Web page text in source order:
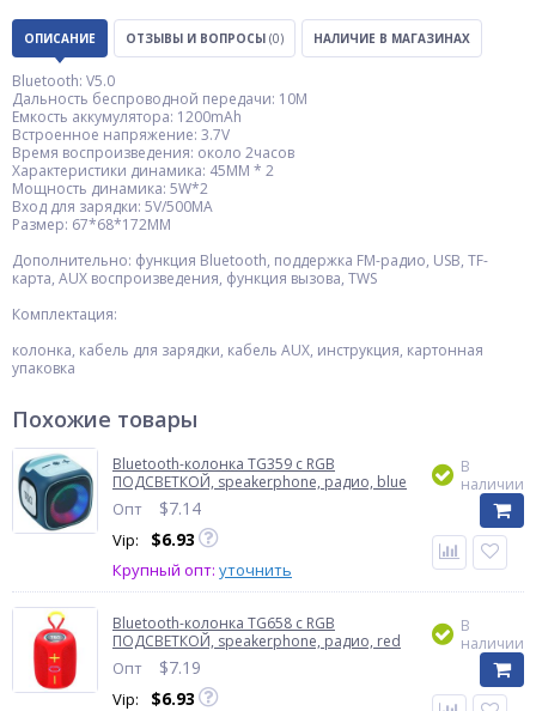
ОПИСАНИЕ ОТЗЫВЫ И ВОПРОСЫ (0) НАЛИЧИЕ В МАГАЗИНАХ
Bluetooth: V5.0
Дальность беспроводной передачи: 10M
Емкость аккумулятора: 1200mAh
Встроенное напряжение: 3.7V
Время воспроизведения: около 2часов
Характеристики динамика: 45MM * 2
Мощность динамика: 5W*2
Вход для зарядки: 5V/500MA
Размер: 67*68*172MM
Дополнительно: функция Bluetooth, поддержка FM-радио, USB, TF-
карта, AUX воспроизведения, функция вызова, TWS
Комплектация:
колонка, кабель для зарядки, кабель AUX, инструкция, картонная
упаковка
Похожие товары
Bluetooth-колонка TG359 с RGB
ПОДСВЕТКОЙ, speakerphone, радио, blue
Опт $7.14
Vip: $6.93
Крупный опт: уточнить
В
наличии
Bluetooth-колонка TG658 с RGB
ПОДСВЕТКОЙ, speakerphone, радио, red
Опт $7.19
Vip: $6.93
В
наличии